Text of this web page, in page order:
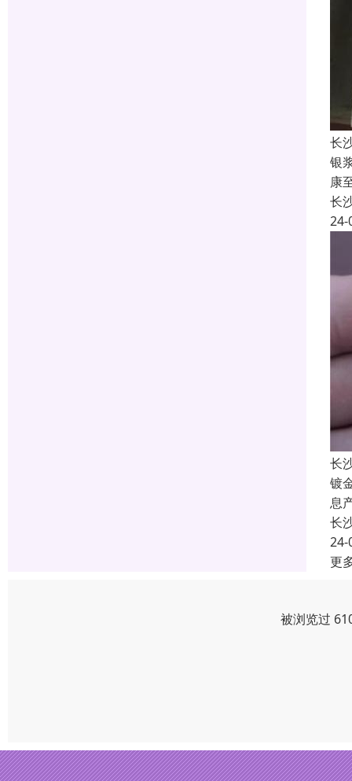
长
银
康
长
24-
长
镀
息
长
24-
更
被浏览过